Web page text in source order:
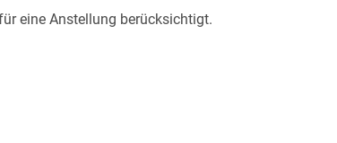
eine Anstellung berücksichtigt.